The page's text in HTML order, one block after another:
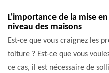
L'importance de la mise
niveau des maisons
Est-ce que vous craignez les
toiture ? Est-ce que vous
ce cas, il est nécessaire de